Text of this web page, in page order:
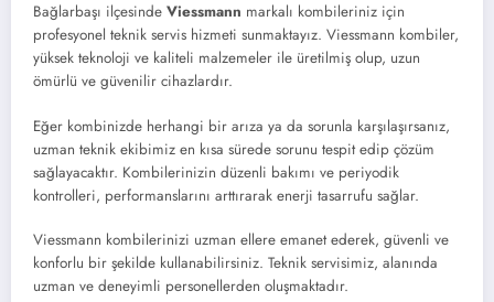
Bağlarbaşı ilçesinde Viessmann markalı kombileriniz için
profesyonel teknik servis hizmeti sunmaktayız. Viessmann kombiler,
yüksek teknoloji ve kaliteli malzemeler ile üretilmiş olup, uzun
ömürlü ve güvenilir cihazlardır.
Eğer kombinizde herhangi bir arıza ya da sorunla karşılaşırsanız,
uzman teknik ekibimiz en kısa sürede sorunu tespit edip çözüm
sağlayacaktır. Kombilerinizin düzenli bakımı ve periyodik
kontrolleri, performanslarını arttırarak enerji tasarrufu sağlar.
Viessmann kombilerinizi uzman ellere emanet ederek, güvenli ve
konforlu bir şekilde kullanabilirsiniz. Teknik servisimiz, alanında
uzman ve deneyimli personellerden oluşmaktadır.